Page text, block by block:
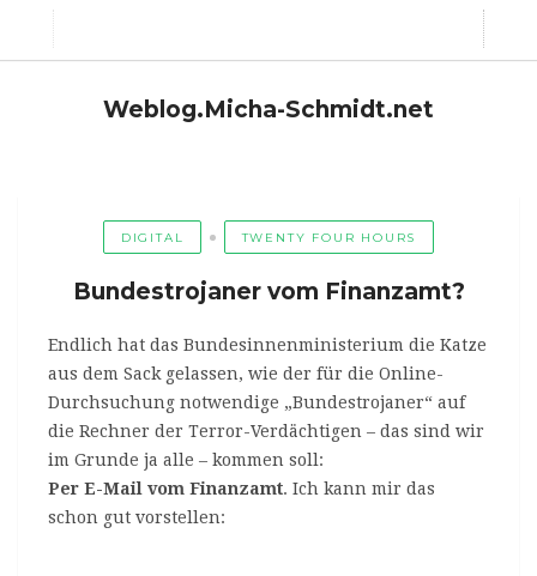
Weblog.Micha-Schmidt.net
DIGITAL TWENTY FOUR HOURS
Bundestrojaner vom Finanzamt?
Endlich hat das Bundesinnenministerium die Katze
aus dem Sack gelassen, wie der für die Online-
Durchsuchung notwendige „Bundestrojaner“ auf
die Rechner der Terror-Verdächtigen – das sind wir
im Grunde ja alle – kommen soll:
Per E-Mail vom Finanzamt. Ich kann mir das
schon gut vorstellen: